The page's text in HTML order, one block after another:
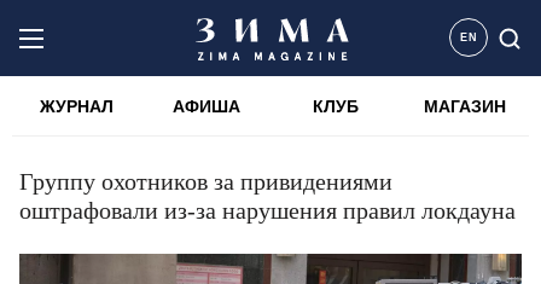
EN
ЖУРНАЛ АФИША КЛУБ МАГАЗИН
Группу охотников за привидениями
оштрафовали из-за нарушения правил локдауна